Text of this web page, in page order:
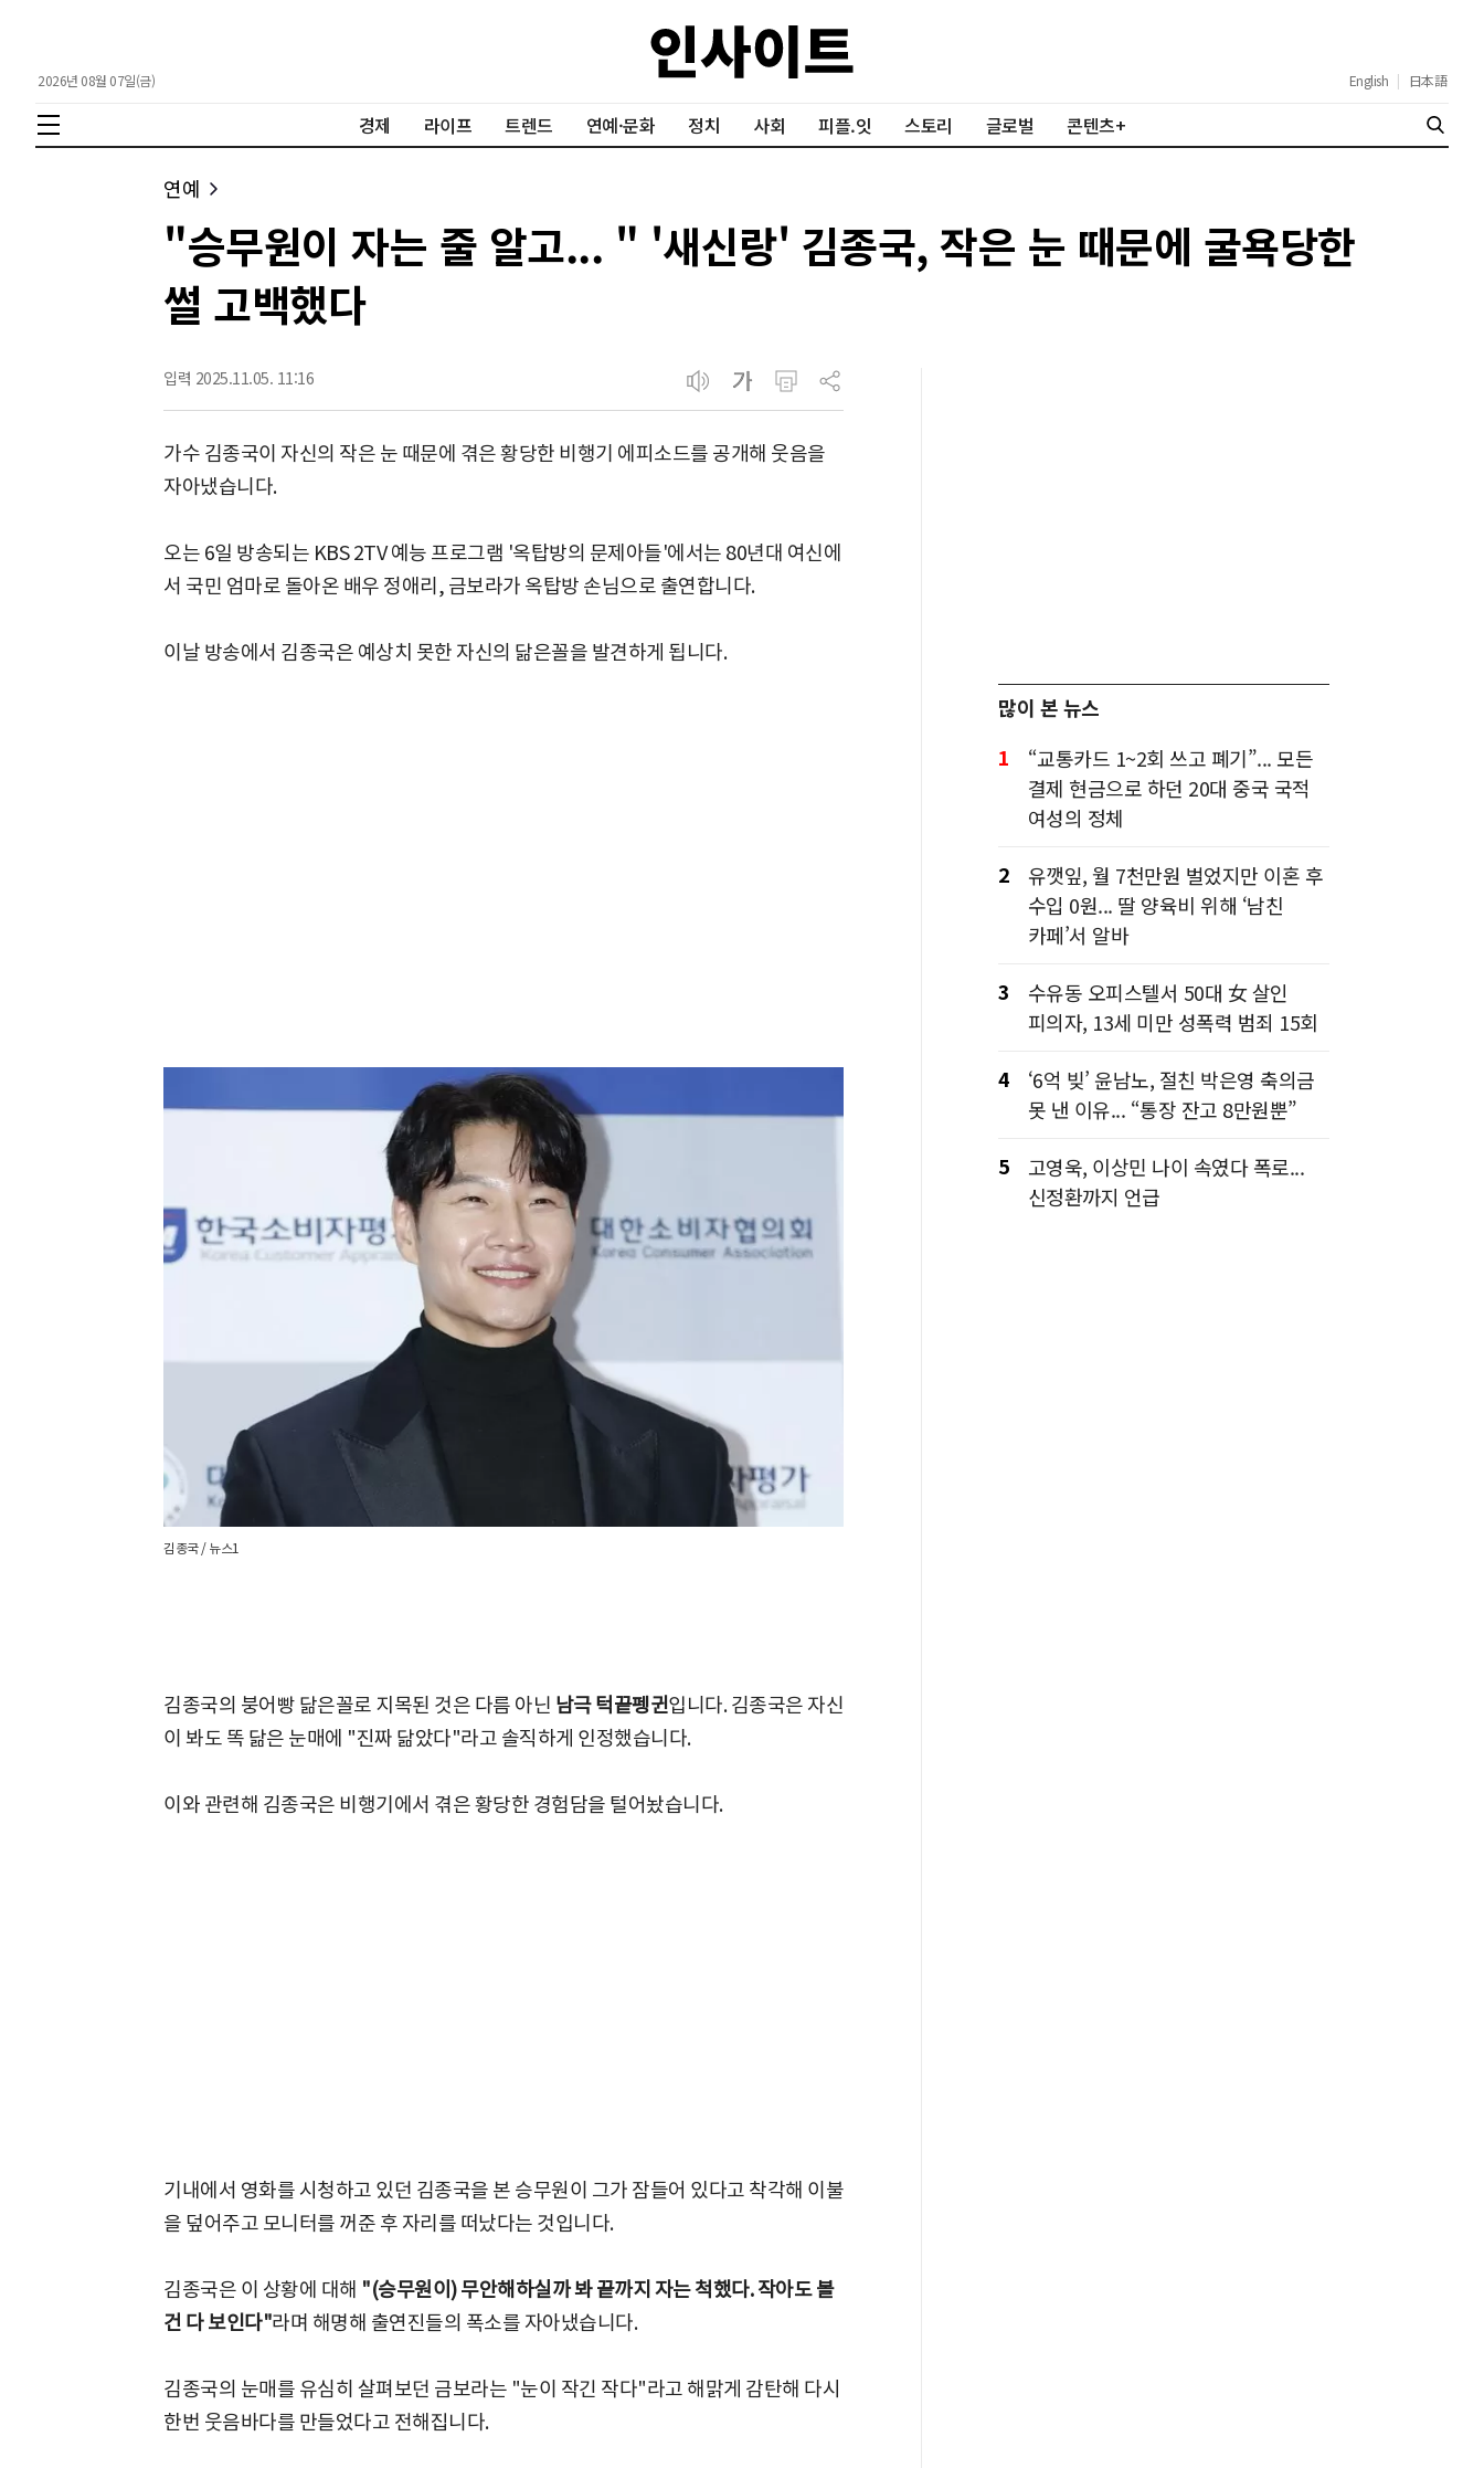
2026년 08월 07일(금) English | 日本語
경제 라이프 트렌드 연예·문화 정치 사회 피플.잇 스토리 글로벌 콘텐츠+
연예
"승무원이 자는 줄 알고... " '새신랑' 김종국, 작은 눈 때문에 굴욕당한
썰 고백했다
입력 2025.11.05. 11:16
가수 김종국이 자신의 작은 눈 때문에 겪은 황당한 비행기 에피소드를 공개해 웃음을
자아냈습니다.
오는 6일 방송되는 KBS 2TV 예능 프로그램 '옥탑방의 문제아들'에서는 80년대 여신에
서 국민 엄마로 돌아온 배우 정애리, 금보라가 옥탑방 손님으로 출연합니다.
이날 방송에서 김종국은 예상치 못한 자신의 닮은꼴을 발견하게 됩니다.
김종국 / 뉴스1
김종국의 붕어빵 닮은꼴로 지목된 것은 다름 아닌 남극 턱끝펭귄입니다. 김종국은 자신
이 봐도 똑 닮은 눈매에 "진짜 닮았다"라고 솔직하게 인정했습니다.
이와 관련해 김종국은 비행기에서 겪은 황당한 경험담을 털어놨습니다.
기내에서 영화를 시청하고 있던 김종국을 본 승무원이 그가 잠들어 있다고 착각해 이불
을 덮어주고 모니터를 꺼준 후 자리를 떠났다는 것입니다.
김종국은 이 상황에 대해 "(승무원이) 무안해하실까 봐 끝까지 자는 척했다. 작아도 볼
건 다 보인다"라며 해명해 출연진들의 폭소를 자아냈습니다.
김종국의 눈매를 유심히 살펴보던 금보라는 "눈이 작긴 작다"라고 해맑게 감탄해 다시
한번 웃음바다를 만들었다고 전해집니다.
많이 본 뉴스
1
“교통카드 1~2회 쓰고 폐기”... 모든
결제 현금으로 하던 20대 중국 국적
여성의 정체
2
유깻잎, 월 7천만원 벌었지만 이혼 후
수입 0원... 딸 양육비 위해 ‘남친
카페’서 알바
3
수유동 오피스텔서 50대 女 살인
피의자, 13세 미만 성폭력 범죄 15회
4
‘6억 빚’ 윤남노, 절친 박은영 축의금
못 낸 이유... “통장 잔고 8만원뿐”
5
고영욱, 이상민 나이 속였다 폭로...
신정환까지 언급